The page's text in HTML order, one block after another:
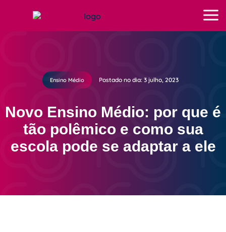
Ensino Médio Postado no dia: 3 julho, 2023
Novo Ensino Médio: por que é
tão polêmico e como sua
escola pode se adaptar a ele